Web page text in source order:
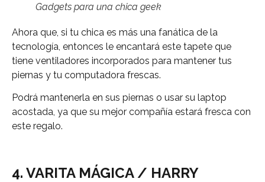
Gadgets para una chica geek
Ahora que, si tu chica es más una fanática de la
tecnología, entonces le encantará este tapete que
tiene ventiladores incorporados para mantener tus
piernas y tu computadora frescas.
Podrá mantenerla en sus piernas o usar su laptop
acostada, ya que su mejor compañía estará fresca con
este regalo.
4. VARITA MÁGICA / HARRY